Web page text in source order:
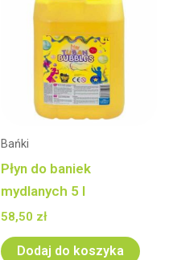
Bańki
Płyn do baniek
mydlanych 5 l
58,50 zł
Dodaj do koszyka